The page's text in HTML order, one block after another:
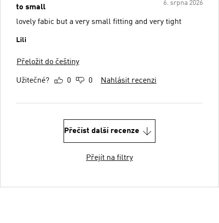
6. srpna 2026
to small
lovely fabic but a very small fitting and very tight
Lili
Přeložit do češtiny
Užitečné? 0 0 Nahlásit recenzi
Přečíst další recenze
Přejít na filtry